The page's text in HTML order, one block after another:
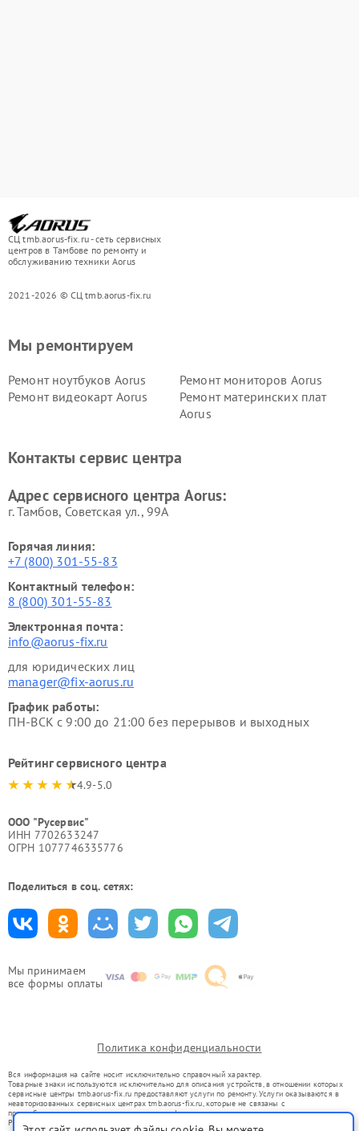
СЦ tmb.aorus-fix.ru - сеть сервисных
центров в Тамбове по ремонту и
обслуживанию техники Aorus
2021-2026 © СЦ tmb.aorus-fix.ru
Мы принимаем
все формы оплаты
Мы ремонтируем
Ремонт ноутбуков Aorus
Ремонт мониторов Aorus
Ремонт видеокарт Aorus
Ремонт материнских плат
Aorus
Контакты сервис центра
Адрес сервисного центра Aorus:
г. Тамбов, Советская ул., 99А
Горячая линия:
+7 (800) 301-55-83
Контактный телефон:
8 (800) 301-55-83
Электронная почта:
info@aorus-fix.ru
для юридических лиц
manager@fix-aorus.ru
График работы:
ПН-ВСК с 9:00 до 21:00 без перерывов и выходных
Рейтинг сервисного центра
4.9-5.0
ООО "Русервис"
ИНН 7702633247
ОГРН 1077746335776
Поделиться в соц. сетях:
Политика конфиденциальности
Вся информация на сайте носит исключительно справочный характер.
Товарные знаки используются исключительно для описания устройств, в отношении которых
сервисные центры tmb.aorus-fix.ru предоставляют услуги по ремонту. Услуги оказываются в
неавторизованных сервисных центрах tmb.aorus-fix.ru, которые не связаны с
правообладателями товарных знаков или их официальными представителями.
Ремонт осуществляется для устройств, уже введенных в гражданский оборот в соответствии